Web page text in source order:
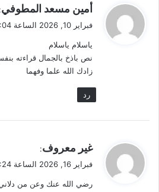
ي
ل
أمين مسعد المطوفي:
فبراير 10, 2026 الساعة 9:04 م
ياسلام ياسلام
نص باذخ بالجمال قراءته
زادك الله علما وفهما
رد
ي
ل
غير معروف:
فبراير 16, 2026 الساعة 8:24 م
رضي الله عنك وعن من